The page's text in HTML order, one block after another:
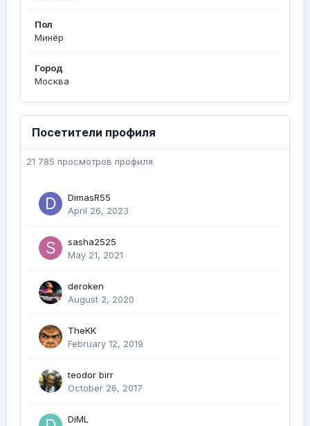
Пол
Минёр
Город
Москва
Посетители профиля
21 785 просмотров профиля
DimasR55
April 26, 2023
sasha2525
May 21, 2021
deroken
August 2, 2020
TheKK
February 12, 2019
teodor birr
October 26, 2017
DiML